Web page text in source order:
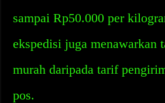
sampai Rp50.000 per
ekspedisi juga menawarkan
murah daripada tarif
pos.